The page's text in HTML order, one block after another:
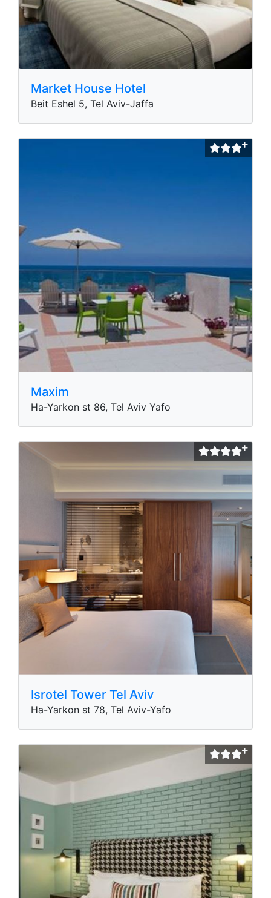
Market House Hotel
Beit Eshel 5, Tel Aviv-Jaffa
Maxim
Ha-Yarkon st 86, Tel Aviv Yafo
Isrotel Tower Tel Aviv
Ha-Yarkon st 78, Tel Aviv-Yafo